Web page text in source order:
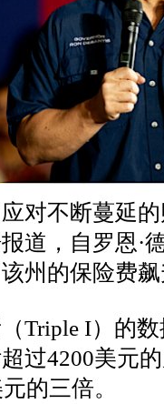
对不断蔓延
道，自罗恩·
州的保险费
Triple I）的
过4200美元
的三倍。